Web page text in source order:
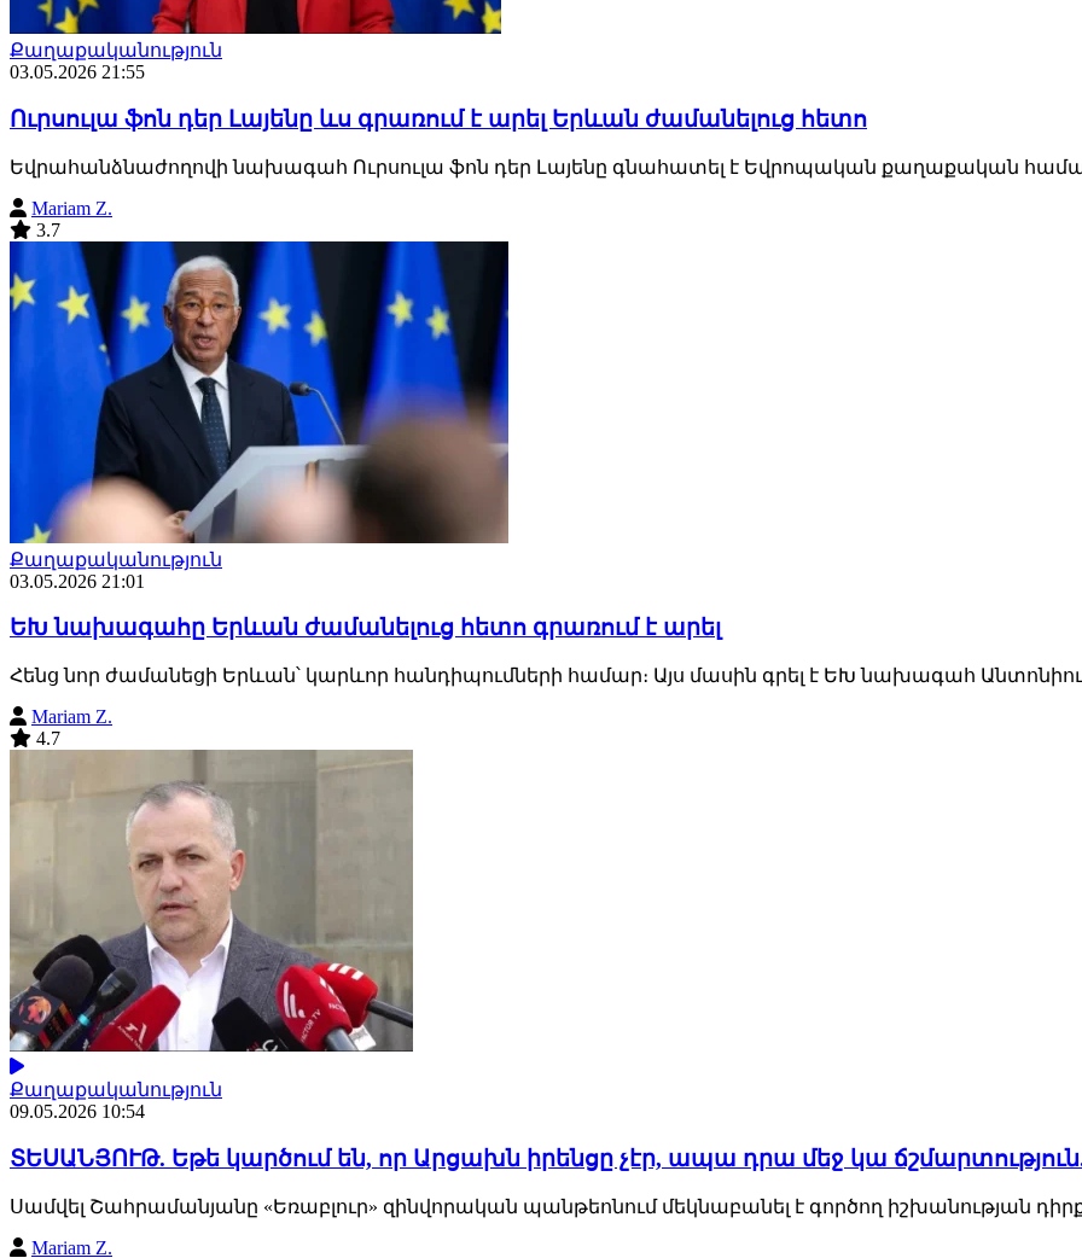
Քաղաքականություն
03.05.2026 21:55
Ուրսուլա ֆոն դեր Լայենը ևս գրառում է արել Երևան ժամանելուց հետո
Եվրահանձնաժողովի նախագահ Ուրսուլա ֆոն դեր Լայենը գնահատել է Եվրոպական քաղաքական
Mariam Z.
3.7
Քաղաքականություն
03.05.2026 21:01
ԵԽ նախագահը Երևան ժամանելուց հետո գրառում է արել
Հենց նոր ժամանեցի Երևան՝ կարևոր հանդիպումների համար։ Այս մասին գրել է ԵԽ նախագահ
Mariam Z.
4.7
Քաղաքականություն
09.05.2026 10:54
ՏԵՍԱՆՅՈՒԹ. Եթե կարծում են, որ Արցախն իրենցը չէր, ապա դրա մեջ կա
Սամվել Շահրամանյանը «Եռաբլուր» զինվորական պանթեոնում մեկնաբանել է գործող իշխանության
Mariam Z.